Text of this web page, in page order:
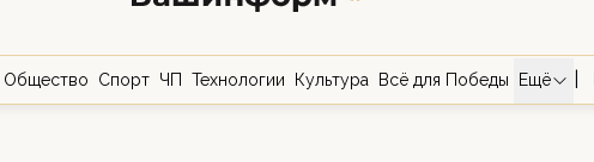
Общество Спорт ЧП Технологии Культура Всё для Победы Ещё